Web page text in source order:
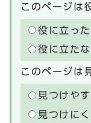
このページは
役に立った
役に立た
このページは
見つけや
見つけに